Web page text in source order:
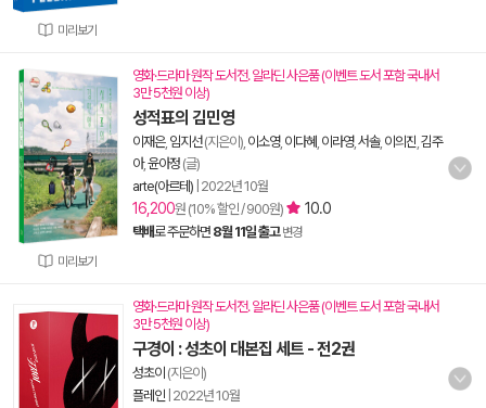
미리보기
미리보기
영화·드라마 원작 도서전. 알라딘 사은품 (이벤트 도서 포함 국내서
3만 5천원 이상)
성적표의 김민영
이재은, 임지선(지은이), 이소영, 이다혜 이라영, 서솔, 이의진 김주
아,윤아정 (글)
arte(아르테) 2022년 10월
16,200원 (10% 할인 / 900원) 10.0
택배로 주문하면 8월 11일 출고 변경
영화·드라마 원작 도서전. 알라딘 사은품 (이벤트 도서 포함 국내서
3만 5천원 이상)
구경이 : 성초이 대본집 세트 - 전2권
성초이 (지은이)
플레인 2022년 10월